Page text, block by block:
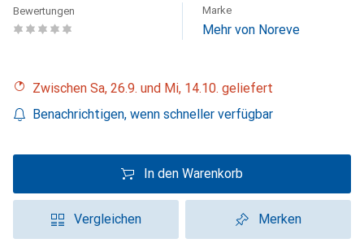
Bewertungen Marke
Mehr von Noreve
Zwischen Sa, 26.9. und Mi, 14.10. geliefert
Benachrichtigen, wenn schneller verfügbar
In den Warenkorb
Vergleichen Merken